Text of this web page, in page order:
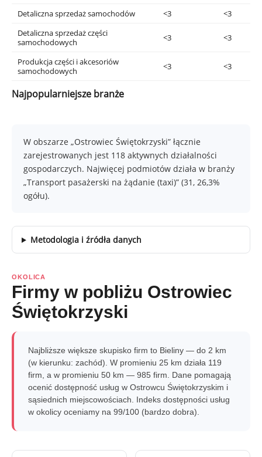
Najpopularniejsze branże
Detaliczna sprzedaż samochodów <3
<3
Detaliczna sprzedaż części
samochodowych
<3 <3
Produkcja części i akcesoriów
samochodowych
<3 <3
W obszarze „Ostrowiec Świętokrzyski” łącznie
zarejestrowanych jest 118 aktywnych działalności
gospodarczych. Najwięcej podmiotów działa w branży
„Transport pasażerski na żądanie (taxi)” (31, 26,3%
ogółu).
Metodologia i źródła danych
OKOLICA
Firmy w pobliżu Ostrowiec
Świętokrzyski
Najbliższe większe skupisko firm to Bieliny — do 2 km
(w kierunku: zachód). W promieniu 25 km działa 119
firm, a w promieniu 50 km — 985 firm. Dane pomagają
ocenić dostępność usług w Ostrowcu Świętokrzyskim i
sąsiednich miejscowościach. Indeks dostępności usług
w okolicy oceniamy na 99/100 (bardzo dobra).